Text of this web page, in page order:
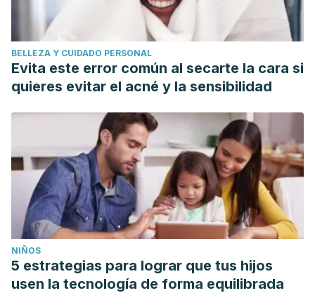
BELLEZA Y CUIDADO PERSONAL
Evita este error común al secarte la cara si
quieres evitar el acné y la sensibilidad
NIÑOS
5 estrategias para lograr que tus hijos
usen la tecnología de forma equilibrada